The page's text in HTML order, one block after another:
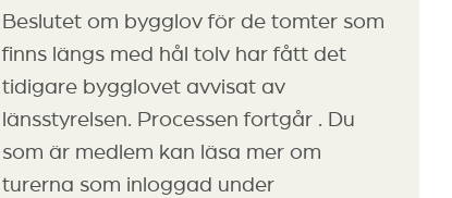
Beslutet om bygglov för de tomter som
finns längs med hål tolv har fått det
tidigare bygglovet avvisat av
länsstyrelsen. Processen fortgår . Du
som är medlem kan läsa mer om
turerna som inloggad under